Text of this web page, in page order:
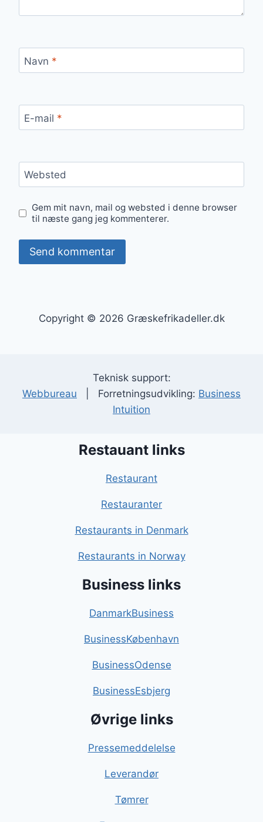
Navn *
E-mail *
Websted
Gem mit navn, mail og websted i denne browser
til næste gang jeg kommenterer.
Copyright © 2026 Græskefrikadeller.dk
Teknisk support:
Webbureau | Forretningsudvikling: Business
Intuition
Restauant links
Restaurant
Restauranter
Restaurants in Denmark
Restaurants in Norway
Business links
DanmarkBusiness
BusinessKøbenhavn
BusinessOdense
BusinessEsbjerg
Øvrige links
Pressemeddelelse
Leverandør
Tømrer